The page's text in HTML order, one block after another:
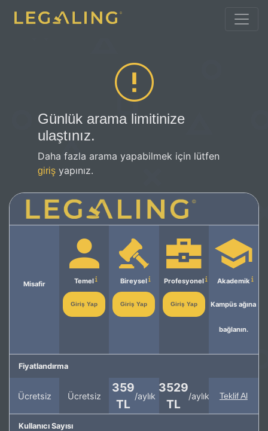
Günlük arama limitinize
ulaştınız.
Daha fazla arama yapabilmek için lütfen
giriş yapınız.
Misafir Temel
Giriş Yap
Bireysel
Giriş Yap
Profesyonel
Giriş Yap
Akademik
Kampüs ağına
bağlanın.
Fiyatlandırma
Ücretsiz Ücretsiz
359
TL
/aylık
3529
TL
/aylık Teklif Al
Kullanıcı Sayısı